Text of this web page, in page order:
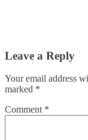
Leave a Reply
Your email address
marked *
Comment *